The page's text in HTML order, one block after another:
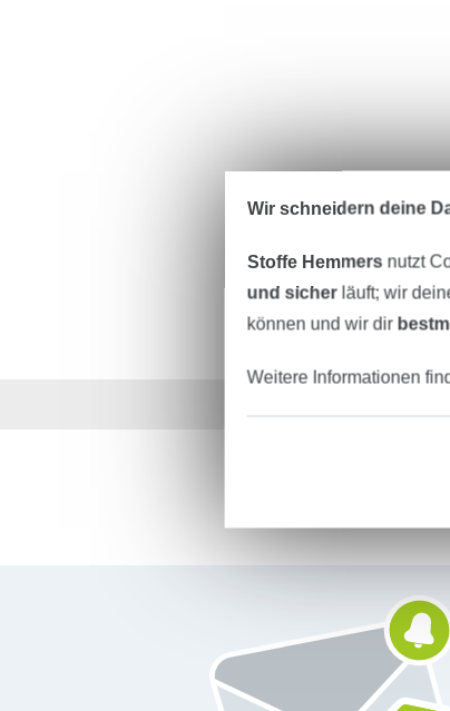
Wir schneidern deine
Stoffe Hemmers nutzt
und sicherläuft; wir
können und wir dir
Weitere Informationen